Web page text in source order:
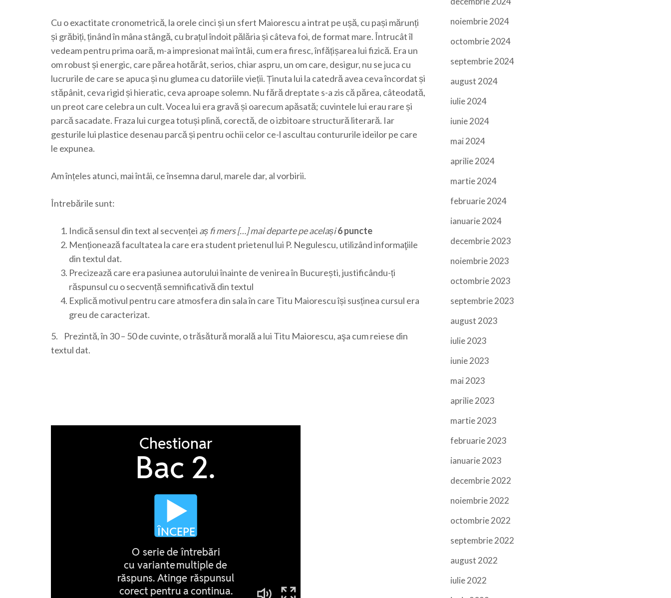
Cu o exactitate cronometrică, la orele cinci și un sfert Maiorescu a intrat pe ușă, cu pași mărunți
și grăbiți, ținând în mâna stângă, cu brațul îndoit pălăria și câteva foi, de format mare. Întrucât îl
vedeam pentru prima oară, m-a impresionat mai întâi, cum era firesc, înfățișarea lui fizică. Era un
om robust și energic, care părea hotărât, serios, chiar aspru, un om care, desigur, nu se juca cu
lucrurile de care se apuca și nu glumea cu datoriile vieții. Ținuta lui la catedră avea ceva încordat și
stăpânit, ceva rigid și hieratic, ceva aproape solemn. Nu fără dreptate s-a zis că părea, câteodată,
un preot care celebra un cult. Vocea lui era gravă și oarecum apăsată; cuvintele lui erau rare și
parcă sacadate. Fraza lui curgea totuși plină, corectă, de o izbitoare structură literară. Iar
gesturile lui plastice desenau parcă și pentru ochii celor ce-l ascultau contururile ideilor pe care
le expunea.
Am înțeles atunci, mai întâi, ce însemna darul, marele dar, al vorbirii.
Întrebările sunt:
Indică sensul din text al secvenței aș fi mers […] mai departe pe același6 puncte
Menționează facultatea la care era student prietenul lui P. Negulescu, utilizând informaţiile
din textul dat.
Precizează care era pasiunea autorului înainte de venirea în București, justificându-ți
răspunsul cu o secvență semnificativă din textul
Explică motivul pentru care atmosfera din sala în care Titu Maiorescu își susținea cursul era
greu de caracterizat.
5. Prezintă, în 30 – 50 de cuvinte, o trăsătură morală a lui Titu Maiorescu, aşa cum reiese din
textul dat.
noiembrie 2024
octombrie 2024
septembrie 2024
august 2024
iulie 2024
iunie 2024
mai 2024
aprilie 2024
martie 2024
februarie 2024
ianuarie 2024
decembrie 2023
noiembrie 2023
octombrie 2023
septembrie 2023
august 2023
iulie 2023
iunie 2023
mai 2023
aprilie 2023
martie 2023
februarie 2023
ianuarie 2023
decembrie 2022
noiembrie 2022
octombrie 2022
septembrie 2022
august 2022
iulie 2022